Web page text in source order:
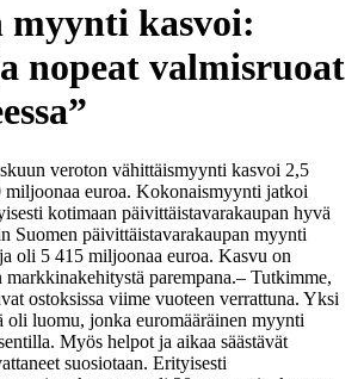
myynti kasvoi:
nopeat valmisruoat
veroton vähittäismyynti kasvoi 2,5
miljoonaa euroa. Kokonaismyynti jatkoi
kotimaan päivittäistavarakaupan hyvä
Suomen päivittäistavarakaupan myynti
oli 5 415 miljoonaa euroa. Kasvu on
parempana.– Tutkimme,
ostoksissa viime vuoteen verrattuna. Yksi
oli luomu, jonka euromääräinen myynti
Myös helpot ja aikaa säästävät
suosiotaan. Erityisesti